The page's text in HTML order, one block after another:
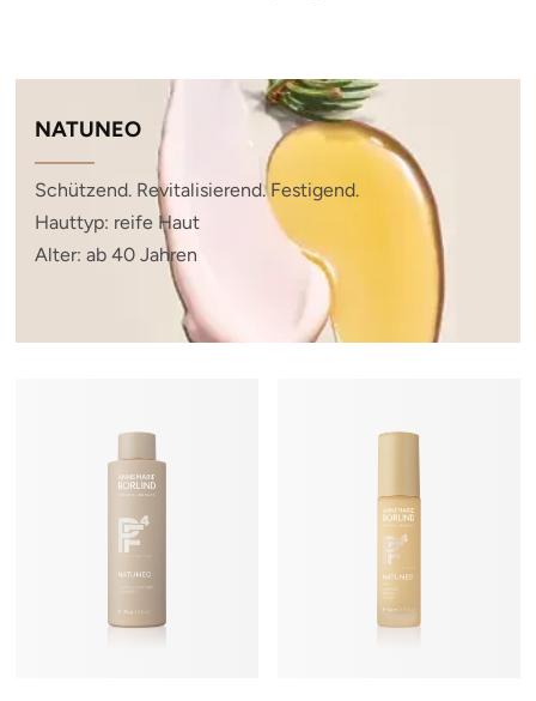
NATUNEO
Schützend. Revitalisierend. Festigend.
Hauttyp: reife Haut
Alter: ab 40 Jahren